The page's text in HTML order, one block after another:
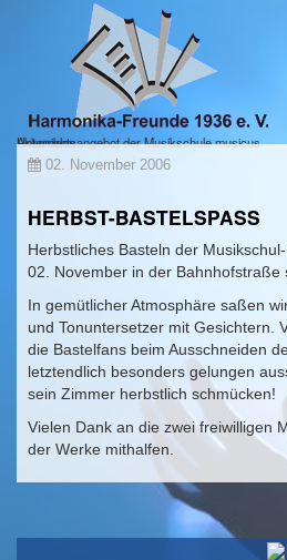
Unterrichtsangebot der Musikschule musicus
Akkordeon
02. November 2006
HERBST-BASTELSPASS
Herbstliches Basteln der
02. November in der Bahnhofstraße
In gemütlicher Atmosphäre saßen
und Tonuntersetzer mit Gesichtern.
die Bastelfans beim Ausschneiden
letztendlich besonders gelungen
sein Zimmer herbstlich schmücken!
Vielen Dank an die zwei freiwilligen
der Werke mithalfen.